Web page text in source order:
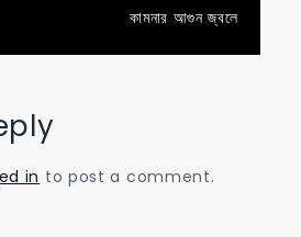
কামনার আগুন জ্বলে
in to post a comment.